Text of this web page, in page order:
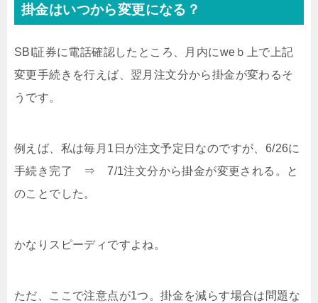
掛金はいつから変更になる？
SBI証券に電話確認したところ、月内にweｂ上で上記
変更手続きを行えば、翌月注文分から掛金が変わるそ
うです。
例えば、私は毎月1日が注文予定日なのですが、6/26に
手続き完了 ⇒ 7/1注文分から掛金が変更される。と
のことでした。
かなりスピーディですよね。
ただ、ここで注意点が1つ。掛金を減らす場合は問題な